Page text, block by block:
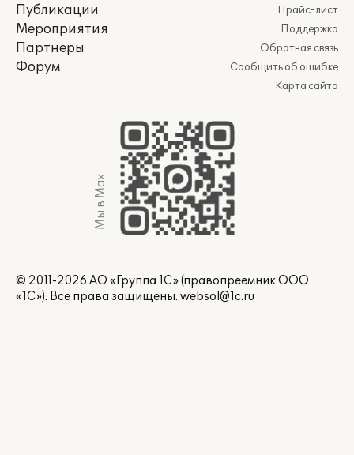
Публикации
Мероприятия
Партнеры
Форум
Прайс-лист
Поддержка
Обратная связь
Сообщить об ошибке
Карта сайта
Мы в Max
© 2011-2026 АО «Группа 1С» (правопреемник ООО
«1С»). Все права защищены. websol@1c.ru